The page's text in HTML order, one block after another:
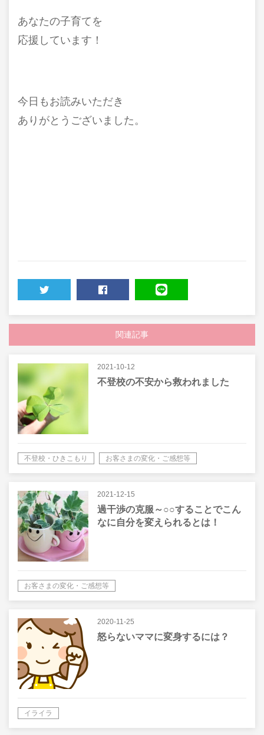
あなたの子育てを
応援しています！
今日もお読みいただき
ありがとうございました。
関連記事
2021-10-12
不登校の不安から救われました
不登校・ひきこもり お客さまの変化・ご感想等
2021-12-15
過干渉の克服～○○することでこん
なに自分を変えられるとは！
お客さまの変化・ご感想等
2020-11-25
怒らないママに変身するには？
イライラ